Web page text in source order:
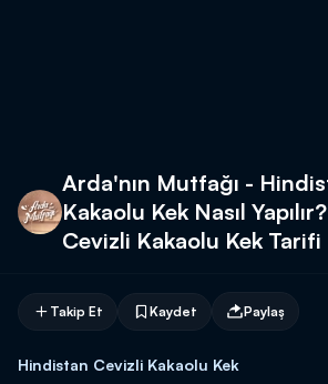
Arda'nın Mutfağı -
Kakaolu Kek Nasıl
Cevizli Kakaolu Kek Tarifi
Takip Et Kaydet Paylaş
Hindistan Cevizli Kakaolu Kek